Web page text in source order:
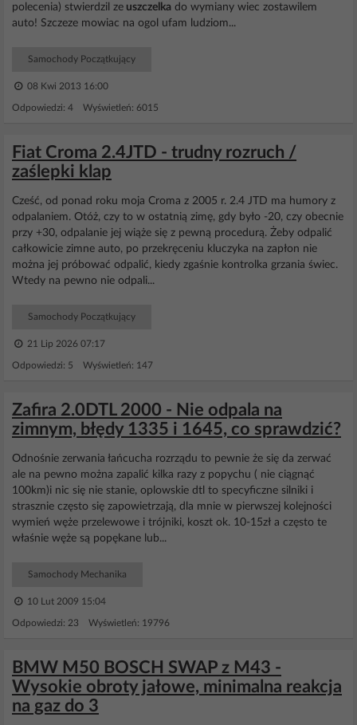
polecenia) stwierdzil ze uszczelka do wymiany wiec zostawilem
auto! Szczeze mowiac na ogol ufam ludziom...
Samochody Początkujący
08 Kwi 2013 16:00
Odpowiedzi: 4 Wyświetleń: 6015
Fiat Croma 2.4JTD - trudny rozruch /
zaślepki klap
Cześć, od ponad roku moja Croma z 2005 r. 2.4 JTD ma humory z
odpalaniem. Otóż, czy to w ostatnią zimę, gdy było -20, czy obecnie
przy +30, odpalanie jej wiąże się z pewną procedurą. Żeby odpalić
całkowicie zimne auto, po przekręceniu kluczyka na zapłon nie
można jej próbować odpalić, kiedy zgaśnie kontrolka grzania świec.
Wtedy na pewno nie odpali...
Samochody Początkujący
21 Lip 2026 07:17
Odpowiedzi: 5 Wyświetleń: 147
Zafira 2.0DTL 2000 - Nie odpala na
zimnym, błędy 1335 i 1645, co sprawdzić?
Odnośnie zerwania łańcucha rozrządu to pewnie że się da zerwać
ale na pewno można zapalić kilka razy z popychu ( nie ciągnąć
100km)i nic się nie stanie, oplowskie dtl to specyficzne silniki i
strasznie często się zapowietrzają, dla mnie w pierwszej kolejności
wymień węże przelewowe i trójniki, koszt ok. 10-15zł a często te
właśnie węże są popękane lub...
Samochody Mechanika
10 Lut 2009 15:04
Odpowiedzi: 23 Wyświetleń: 19796
BMW M50 BOSCH SWAP z M43 -
Wysokie obroty jałowe, minimalna reakcja
na gaz do 3